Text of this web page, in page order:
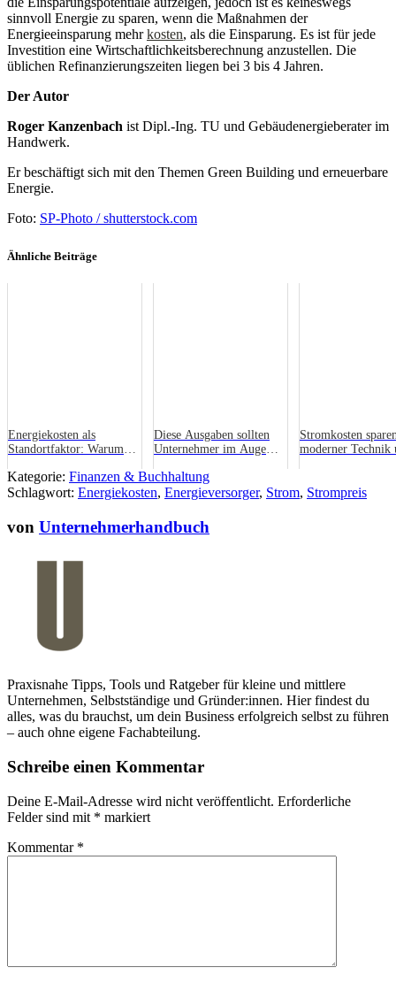
sinnvoll Energie zu sparen, wenn die Maßnahmen der
Energieeinsparung mehrkosten, als die Einsparung. Es ist für jede
Investition eine Wirtschaftlichkeitsberechnung anzustellen. Die
üblichen Refinanzierungszeiten liegen bei 3 bis 4 Jahren.
Der Autor
Roger Kanzenbach ist Dipl.-Ing. TU und Gebäudenergieberater im
Handwerk.
Er beschäftigt sich mit den Themen Green Building und erneuerbare
Energie.
Foto: SP-Photo / shutterstock.com
Ähnliche Beiträge
Energiekosten als
Standortfaktor: Warum
doppelt hinschauen
müssen
Diese Ausgaben sollten
Unternehmer im Auge
Stromkosten
moderner Technik
Kategorie: Finanzen & Buchhaltung
Schlagwort: Energiekosten, Energieversorger, Strom, Strompreis
von Unternehmerhandbuch
Praxisnahe Tipps, Tools und Ratgeber für kleine und mittlere
Unternehmen, Selbstständige und Gründer:innen. Hier findest du
alles, was du brauchst, um dein Business erfolgreich selbst zu führen
– auch ohne eigene Fachabteilung.
Schreibe einen Kommentar
Deine E-Mail-Adresse wird nicht veröffentlicht. Erforderliche
Felder sind mit * markiert
Kommentar *